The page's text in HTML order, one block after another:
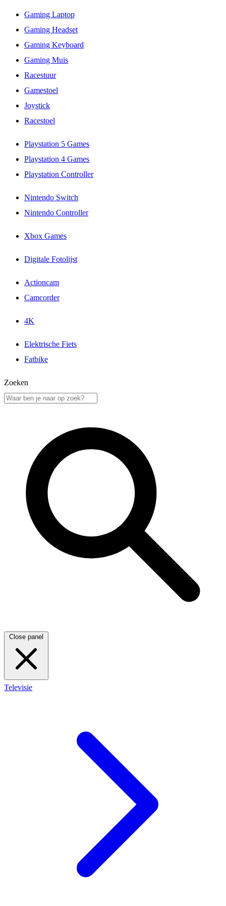
Gaming Laptop
Gaming Headset
Gaming Keyboard
Gaming Muis
Racestuur
Gamestoel
Joystick
Racestoel
Playstation 5 Games
Playstation 4 Games
Playstation Controller
Nintendo Switch
Nintendo Controller
Xbox Games
Digitale Fotolijst
Actioncam
Camcorder
4K
Elektrische Fiets
Fatbike
Zoeken
Close panel
Televisie